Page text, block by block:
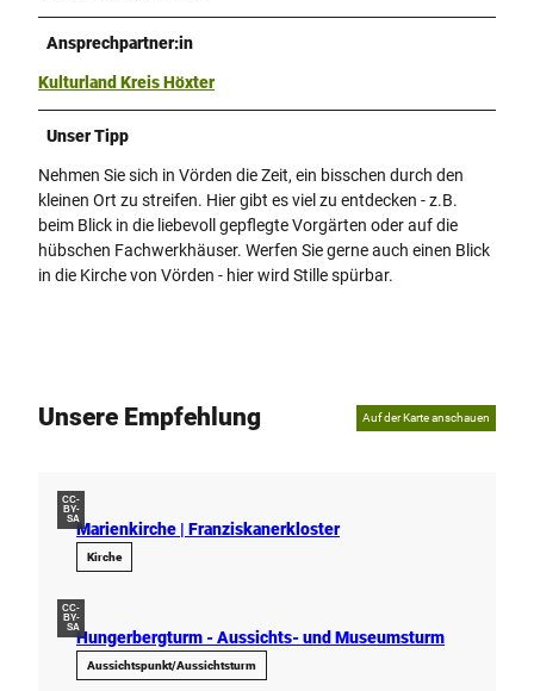
Ansprechpartner:in
Kulturland Kreis Höxter
Unser Tipp
Nehmen Sie sich in Vörden die Zeit, ein bisschen durch den
kleinen Ort zu streifen. Hier gibt es viel zu entdecken - z.B.
beim Blick in die liebevoll gepflegte Vorgärten oder auf die
hübschen Fachwerkhäuser. Werfen Sie gerne auch einen Blick
in die Kirche von Vörden - hier wird Stille spürbar.
Unsere Empfehlung Auf der Karte anschauen
CC-
BY-
SA
Marienkirche | Franziskanerkloster
Kirche
CC-
BY-
SA
Hungerbergturm - Aussichts- und Museumsturm
Aussichtspunkt/Aussichtsturm